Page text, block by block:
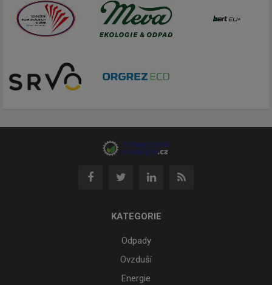
KATEGORIE
Odpady
Ovzduší
Energie